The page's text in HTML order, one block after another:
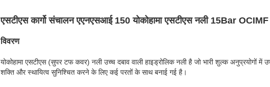
एसटीएस कार्गो संचालन एएनएसआई 150 योकोहामा एसटीएस नली 15Bar
विवरण
योकोहामा एसटीएस (सुपर टफ कवर) नली उच्च दबाव वाली हाइड्रोलिक नली है जो भारी शुल्क अनुप्रयोगों
शक्ति और स्थायित्व सुनिश्चित करने के लिए कई परतों के साथ बनाई गई है।